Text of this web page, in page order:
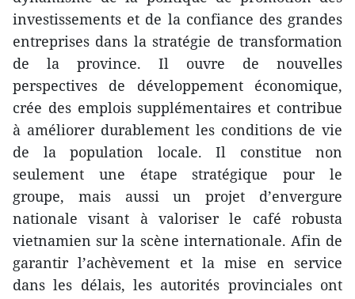
investissements et de la confiance des grandes
entreprises dans la stratégie de transformation
de la province. Il ouvre de nouvelles
perspectives de développement économique,
crée des emplois supplémentaires et contribue
à améliorer durablement les conditions de vie
de la population locale. Il constitue non
seulement une étape stratégique pour le
groupe, mais aussi un projet d’envergure
nationale visant à valoriser le café robusta
vietnamien sur la scène internationale. Afin de
garantir l’achèvement et la mise en service
dans les délais, les autorités provinciales ont